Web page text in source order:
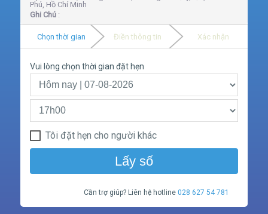
Phú, Hồ Chí Minh
Ghi Chú:
Chọn thời gian Điền thông tin Xác nhận
Vui lòng chọn thời gian đặt hẹn
Tôi đặt hẹn cho người khác
Lấy số
Cần trợ giúp? Liên hệ hotline028 627 54 781